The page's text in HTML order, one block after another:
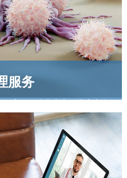
服务
染性疾病以及自身免疫性疾